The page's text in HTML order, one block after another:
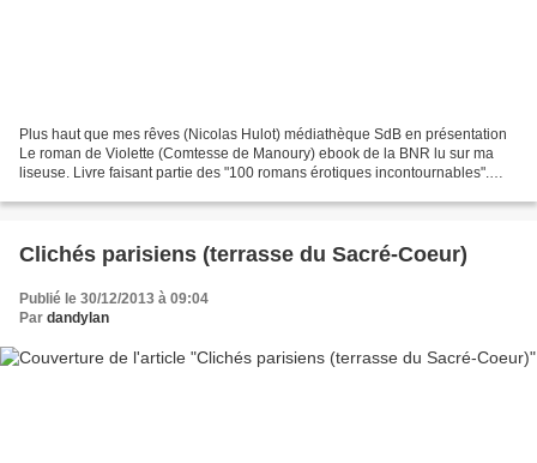
Plus haut que mes rêves (Nicolas Hulot) médiathèque SdB en présentation
Le roman de Violette (Comtesse de Manoury) ebook de la BNR lu sur ma
liseuse. Livre faisant partie des "100 romans érotiques incontournables".
Clichés parisiens (terrasse du Sacré-Coeur)
Publié le 30/12/2013 à 09:04
Par dandylan